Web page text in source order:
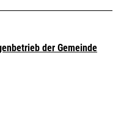
der Gemeinde